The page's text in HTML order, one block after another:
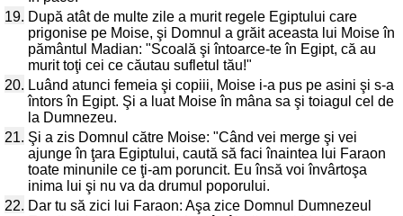
19. După atât de multe zile a murit regele Egiptului care
prigonise pe Moise, şi Domnul a grăit aceasta lui Moise în
pământul Madian: "Scoală şi întoarce-te în Egipt, că au
murit toţi cei ce căutau sufletul tău!"
20. Luând atunci femeia şi copiii, Moise i-a pus pe asini şi s-a
întors în Egipt. Şi a luat Moise în mâna sa şi toiagul cel de
la Dumnezeu.
21. Şi a zis Domnul către Moise: "Când vei merge şi vei
ajunge în ţara Egiptului, caută să faci înaintea lui Faraon
toate minunile ce ţi-am poruncit. Eu însă voi învârtoşa
inima lui şi nu va da drumul poporului.
22. Dar tu să zici lui Faraon: Aşa zice Domnul Dumnezeul